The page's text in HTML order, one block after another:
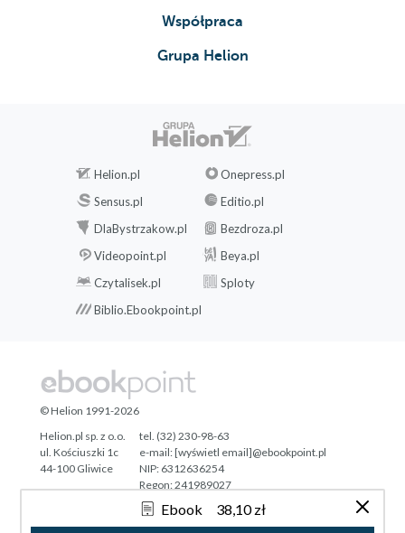
Ebook 38,10 zł
Współpraca
Grupa Helion
Helion.pl
Onepress.pl
Sensus.pl
Editio.pl
DlaBystrzakow.pl
Bezdroza.pl
Videopoint.pl
Beya.pl
Czytalisek.pl
Sploty
Biblio.Ebookpoint.pl
Tonik.pl
© Helion 1991-2026
Helion.pl sp. z o.o.
ul. Kościuszki 1c
44-100 Gliwice
tel. (32) 230-98-63
e-mail:[wyświetl email]@ebookpoint.pl
NIP: 6312636254
Regon: 241989027